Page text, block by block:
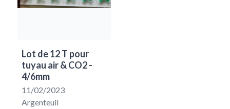
Lot de 12 T pour
tuyau air & CO2 -
4/6mm
11/02/2023
Argenteuil